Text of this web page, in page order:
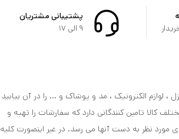
پشتیبانی مشتریان
۹ الی ۱۷
، لوازم الکترونیک ، مد و پوشاک و ... را در آن بیابید
کالا تامین کنندگانی دارد که سفارشات را تهیه و
مورد نظر به دست آنها می رسد. در غیر اینصورت کلیه